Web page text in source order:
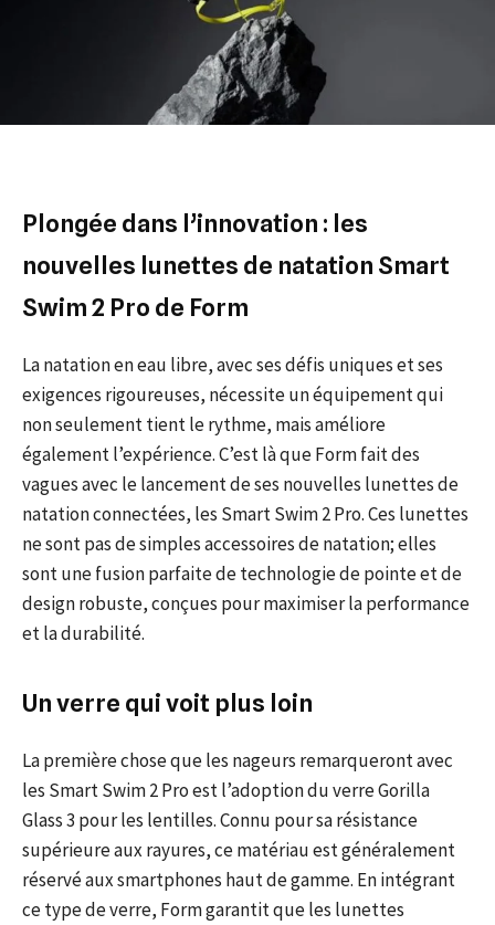
Plongée dans l’innovation : les
nouvelles lunettes de natation Smart
Swim 2 Pro de Form
La natation en eau libre, avec ses défis uniques et ses
exigences rigoureuses, nécessite un équipement qui
non seulement tient le rythme, mais améliore
également l’expérience. C’est là que Form fait des
vagues avec le lancement de ses nouvelles lunettes de
natation connectées, les Smart Swim 2 Pro. Ces lunettes
ne sont pas de simples accessoires de natation; elles
sont une fusion parfaite de technologie de pointe et de
design robuste, conçues pour maximiser la performance
et la durabilité.
Un verre qui voit plus loin
La première chose que les nageurs remarqueront avec
les Smart Swim 2 Pro est l’adoption du verre Gorilla
Glass 3 pour les lentilles. Connu pour sa résistance
supérieure aux rayures, ce matériau est généralement
réservé aux smartphones haut de gamme. En intégrant
ce type de verre, Form garantit que les lunettes